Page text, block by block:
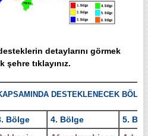
detaylarını görmek
şehre tıklayınız.
DESTEKLENECEK
Bölge 4. Bölge
5.